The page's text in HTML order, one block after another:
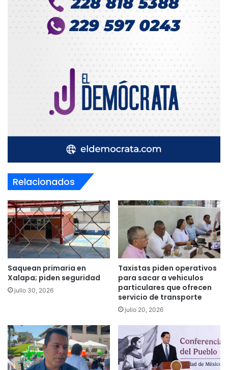
Relacionados
Saquean primaria en
Xalapa; piden seguridad
julio 30, 2026
Taxistas piden operativos
para sacar a vehiculos
particulares que ofrecen
servicio de transporte
julio 20, 2026